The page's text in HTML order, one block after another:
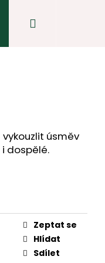
úsměv
dospělé.
Zeptat se
Hlídat
Sdílet